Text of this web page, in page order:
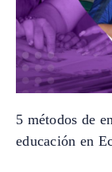
5 métodos de
educación en